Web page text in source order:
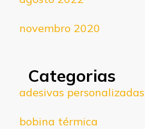
novembro 2020
Categorias
adesivas personalizadas
bobina térmica